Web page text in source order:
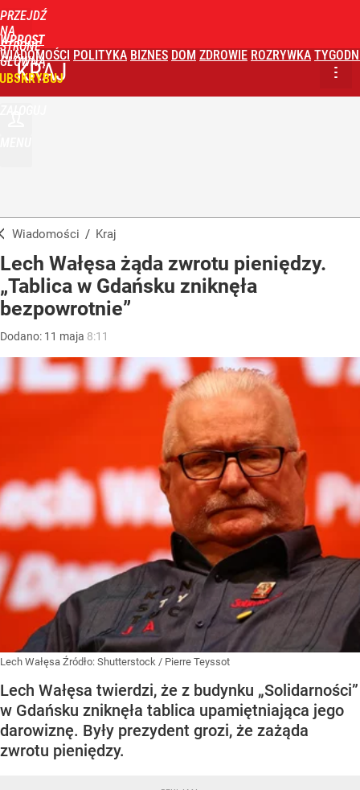
PRZEJDŹ
NA
STRONĘ
GŁÓWNĄ
WPROST
WIADOMOŚCI POLITYKA BIZNES DOM ZDROWIE ROZRYWKA
KRAJ
Wiadomości / Kraj
Lech Wałęsa żąda zwrotu pieniędzy.
„Tablica w Gdańsku zniknęła
bezpowrotnie”
Dodano: 11 maja 8:11
Lech Wałęsa Źródło: Shutterstock / Pierre Teyssot
Lech Wałęsa twierdzi, że z budynku „Solidarności”
w Gdańsku zniknęła tablica upamiętniająca jego
darowiznę. Były prezydent grozi, że zażąda
zwrotu pieniędzy.